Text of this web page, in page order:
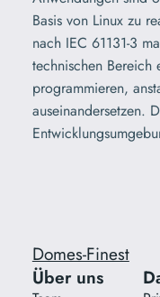
Basis von Linux zu
nach IEC 61131-3
technischen
programmieren,
auseinandersetzen.
Domes-Finest
Über uns